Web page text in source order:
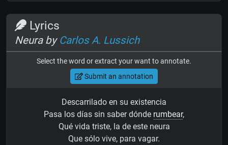
Lyrics
Neura by Carlos A. Lussich
Select the word or extract your want to annotate.
Submit an annotation
Descarrilado en su existencia
Pasa los días sin saber dónde rumbear,
Qué vida triste, la de este neura
Que sólo vive, para vagar.